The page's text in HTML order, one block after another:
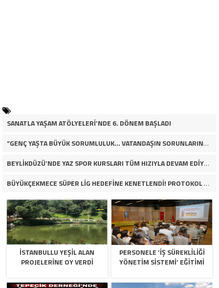
SANATLA YAŞAM ATÖLYELERİ’NDE 6. DÖNEM BAŞLADI
“GENÇ YAŞTA BÜYÜK SORUMLULUK… VATANDAŞIN SORUNLARINA ÇÖZÜM ARIYOR!”
BEYLİKDÜZÜ’NDE YAZ SPOR KURSLARI TÜM HIZIYLA DEVAM EDİYOR
BÜYÜKÇEKMECE SÜPER LİG HEDEFİNE KENETLENDİ! PROTOKOL VE İŞ DÜNYASINDAN BASKETBOL TAKIMINA TAM DESTEK…
İSTANBULLU YEŞİL ALAN
PROJELERİNE OY VERDİ
PERSONELE ‘İŞ SÜREKLİLİĞİ
YÖNETİM SİSTEMİ’ EĞİTİMİ